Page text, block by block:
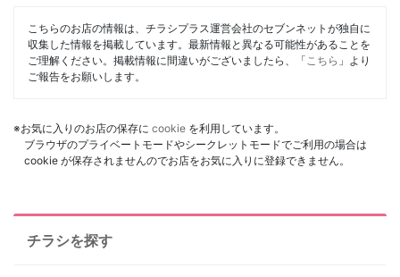
こちらのお店の情報は、チラシプラス運営会社のセブンネットが独自に
収集した情報を掲載しています。最新情報と異なる可能性があることを
ご理解ください。掲載情報に間違いがございましたら、「 こちら 」より
ご報告をお願いします。
※お気に入りのお店の保存に cookie を利用しています。
ブラウザのプライベートモードやシークレットモードでご利用の場合は
cookie が保存されませんのでお店をお気に入りに登録できません。
チラシを探す